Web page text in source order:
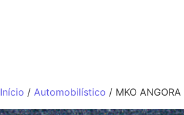
Início / Automobilístico / MKO